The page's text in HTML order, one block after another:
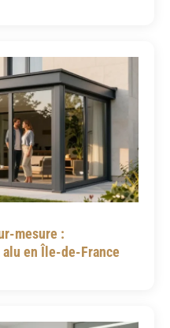
mesure :
alu en Île-de-France